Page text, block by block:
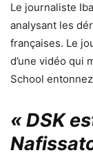
Le journaliste
analysant les
françaises. Le
d’une vidéo qui
School
« DSK